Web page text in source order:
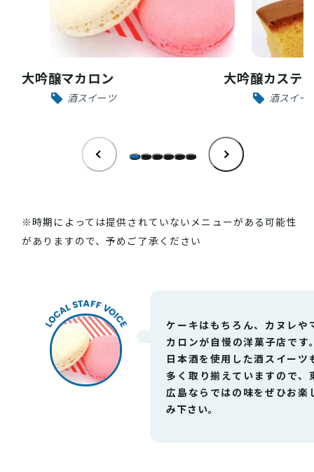
大吟醸マカロン
酒スイーツ
大吟醸カステ
酒スイー
※時期によっては提供されていないメニューがある可能性
がありますので、予めご了承ください
ケーキはもちろん、カヌレや
カロンが自慢の洋菓子店です
日本酒を使用した酒スイーツ
多く取り揃えていますので、
広島ならではの味をぜひお楽
み下さい。
お役立ち情報
INFORMATION
酒蔵営業時間
交通アクセス
宿泊情報
花の開花状況
よくある質問
観光マップダウンロード
観光に関するお問い合わせ